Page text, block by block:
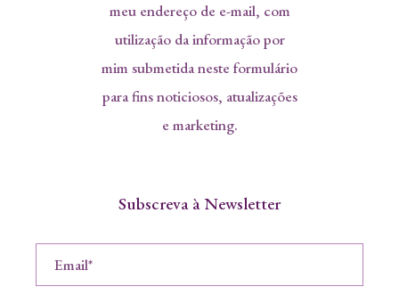
meu endereço de e-mail, com
utilização da informação por
mim submetida neste formulário
para fins noticiosos, atualizações
e marketing.
Subscreva à Newsletter